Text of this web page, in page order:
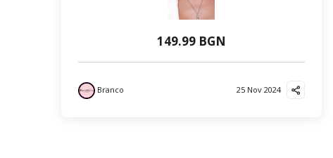
149.99 BGN
Branco 25 Nov 2024